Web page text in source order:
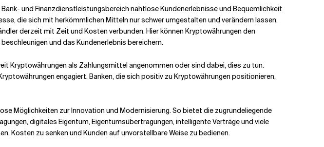
und Finanzdienstleistungsbereich nahtlose Kundenerlebnisse und Bequemlichkeit
die sich mit herkömmlichen Mitteln nur schwer umgestalten und verändern lassen.
derzeit mit Zeit und Kosten verbunden. Hier können Kryptowährungen den
und das Kundenerlebnis bereichern.
Kryptowährungen als Zahlungsmittel angenommen oder sind dabei, dies zu tun.
engagiert. Banken, die sich positiv zu Kryptowährungen positionieren,
Möglichkeiten zur Innovation und Modernisierung. So bietet die zugrundeliegende
digitales Eigentum, Eigentumsübertragungen, intelligente Verträge und viele
Kosten zu senken und Kunden auf unvorstellbare Weise zu bedienen.